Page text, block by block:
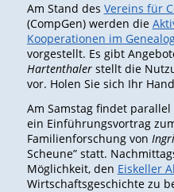
Am Stand des Vereins für
(CompGen) werden die
Kooperationen im
vorgestellt. Es gibt
Hartenthalerstellt die
vor. Holen Sie sich Ihr
Am Samstag findet
ein Einführungsvortrag
Familienforschung von
Scheune” statt.
Möglichkeit, den Eiskeller
Wirtschaftsgeschichte zu